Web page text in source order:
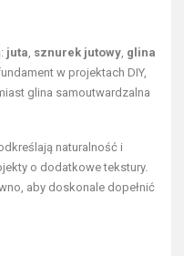
juta sznurek jutowy glina
w projektach DIY,
glina samoutwardzalna
naturalność i
o dodatkowe tekstury.
aby doskonale dopełnić